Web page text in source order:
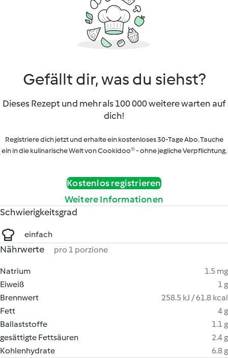
Gefällt dir, was du siehst?
Dieses Rezept und mehr als 100 000 weitere warten auf
dich!
Registriere dich jetzt und erhalte ein kostenloses 30-Tage Abo. Tauche
ein in die kulinarische Welt von Cookidoo® - ohne jegliche Verpflichtung.
Kostenlos registrieren
Weitere Informationen
Schwierigkeitsgrad
einfach
Nährwerte pro 1 porzione
Natrium
1.5 mg
Eiweiß
1 g
Brennwert
258.5 kJ / 61.8 kcal
Fett
4 g
Ballaststoffe
1.1 g
gesättigte Fettsäuren
2.4 g
Kohlenhydrate
6.8 g